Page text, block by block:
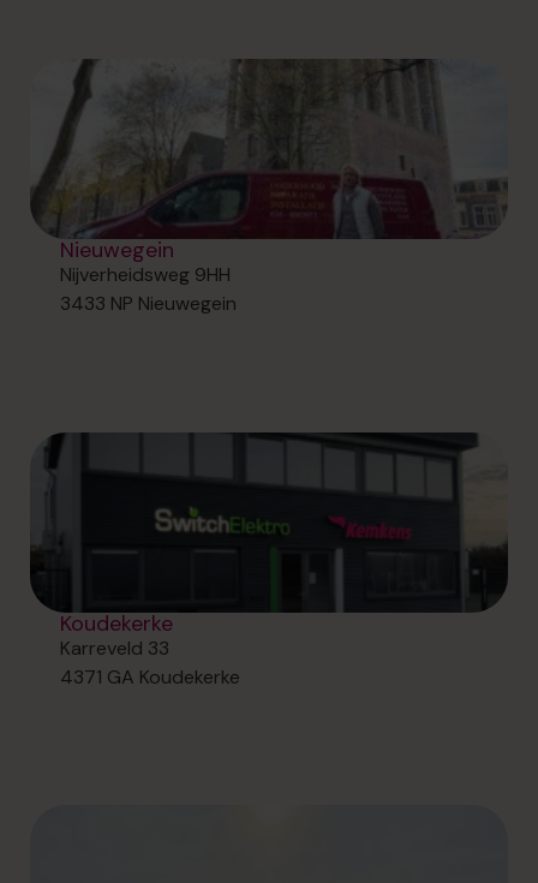
Nieuwegein
Nijverheidsweg 9HH
3433 NP Nieuwegein
Koudekerke
Karreveld 33
4371 GA Koudekerke